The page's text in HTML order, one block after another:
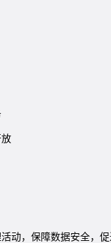
动，保障数据安全，